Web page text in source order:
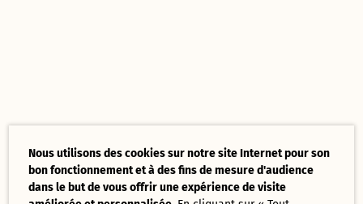
Nous utilisons des cookies sur notre site Internet pour son
bon fonctionnement et à des fins de mesure d'audience
dans le but de vous offrir une expérience de visite